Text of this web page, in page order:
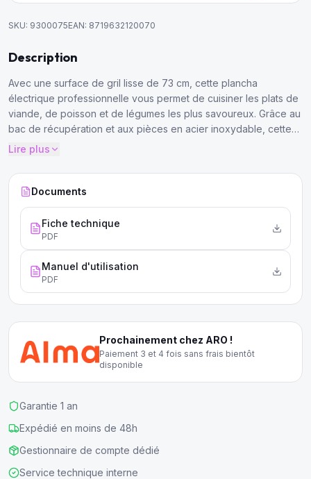
SKU: 9300075EAN: 8719632120070
Description
Avec une surface de gril lisse de 73 cm, cette plancha
électrique professionnelle vous permet de cuisiner les plats de
viande, de poisson et de légumes les plus savoureux. Grâce au
bac de récupération et aux pièces en acier inoxydable, cette
plancha est facile à nettoyer.
Lire plus
Documents
Fiche technique
PDF
Manuel d'utilisation
PDF
Prochainement chez ARO !
Paiement 3 et 4 fois sans frais bientôt
disponible
Garantie 1 an
Expédié en moins de 48h
Gestionnaire de compte dédié
Service technique interne